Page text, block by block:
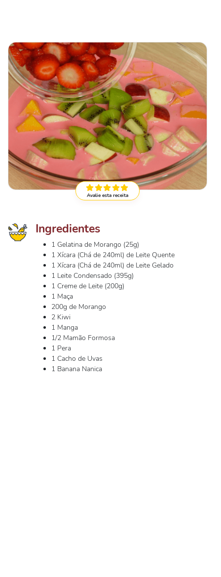
Avalie esta receita
Ingredientes
1 Gelatina de Morango (25g)
1 Xícara (Chá de 240ml) de Leite Quente
1 Xícara (Chá de 240ml) de Leite Gelado
1 Leite Condensado (395g)
1 Creme de Leite (200g)
1 Maça
200g de Morango
2 Kiwi
1 Manga
1/2 Mamão Formosa
1 Pera
1 Cacho de Uvas
1 Banana Nanica